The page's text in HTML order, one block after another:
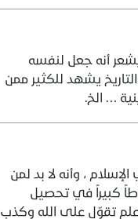
أنه جعل لنفسه
يشهد للكثير ممن
… الخ.
، وأنه لا بد لمن
كبيراً في تحصيل
علم تقوّل على الله وكذب